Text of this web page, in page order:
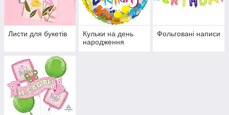
Листи для букетів
Кульки на день
народження
Фольговані написи